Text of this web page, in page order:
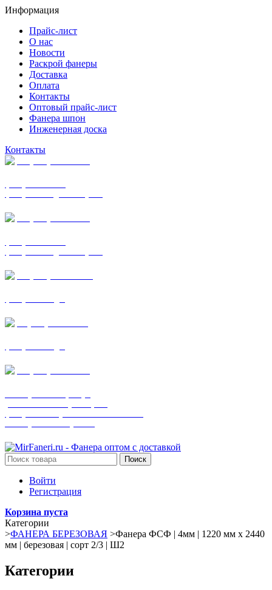
Информация
Прайс-лист
О нас
Новости
Раскрой фанеры
Доставка
Оплата
Контакты
Оптовый прайс-лист
Фанера шпон
Инженерная доска
Контакты
Поиск
Войти
Регистрация
Корзина пуста
Категории
>ФАНЕРА БЕРЕЗОВАЯ >Фанера ФСФ | 4мм | 1220 мм х 2440
мм | березовая | сорт 2/3 | Ш2
Категории